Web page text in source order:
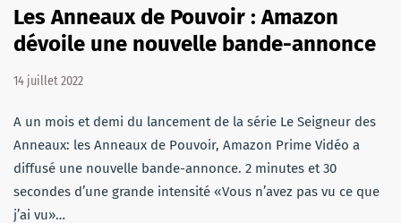
Les Anneaux de Pouvoir : Amazon
dévoile une nouvelle bande-annonce
14 juillet 2022
A un mois et demi du lancement de la série Le Seigneur des
Anneaux: les Anneaux de Pouvoir, Amazon Prime Vidéo a
diffusé une nouvelle bande-annonce. 2 minutes et 30
secondes d’une grande intensité «Vous n’avez pas vu ce que
j’ai vu»…